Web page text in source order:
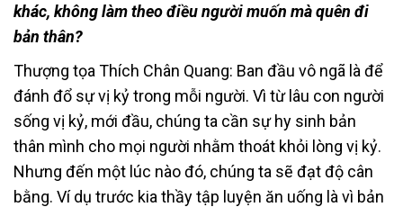
khác, không làm theo điều người muốn mà quên đi
bản thân?
Thượng tọa Thích Chân Quang: Ban đầu vô ngã là để
đánh đổ sự vị kỷ trong mỗi người. Vì từ lâu con người
sống vị kỷ, mới đầu, chúng ta cần sự hy sinh bản
thân mình cho mọi người nhằm thoát khỏi lòng vị kỷ.
Nhưng đến một lúc nào đó, chúng ta sẽ đạt độ cân
bằng. Ví dụ trước kia thầy tập luyện ăn uống là vì bản